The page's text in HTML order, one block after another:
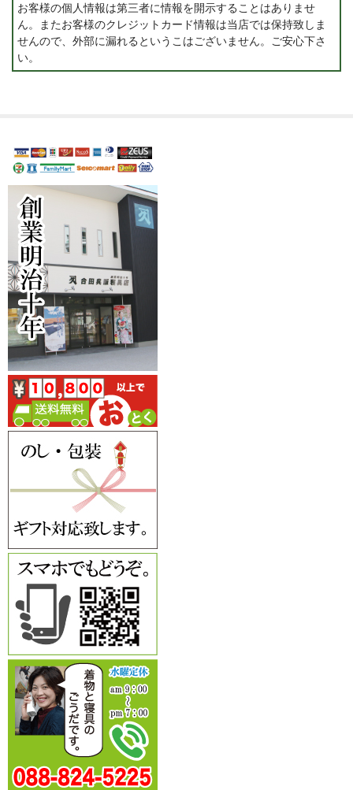
お客様の個人情報は第三者に情報を開示することはありませ
ん。またお客様のクレジットカード情報は当店では保持致しま
せんので、外部に漏れるというこはございません。ご安心下さ
い。